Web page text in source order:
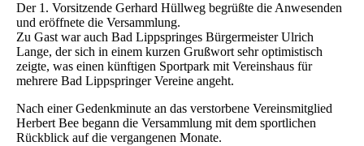
Der 1. Vorsitzende Gerhard Hüllweg begrüßte die Anwesenden
und eröffnete die Versammlung.
Zu Gast war auch Bad Lippspringes Bürgermeister Ulrich
Lange, der sich in einem kurzen Grußwort sehr optimistisch
zeigte, was einen künftigen Sportpark mit Vereinshaus für
mehrere Bad Lippspringer Vereine angeht.
Nach einer Gedenkminute an das verstorbene Vereinsmitglied
Herbert Bee begann die Versammlung mit dem sportlichen
Rückblick auf die vergangenen Monate.